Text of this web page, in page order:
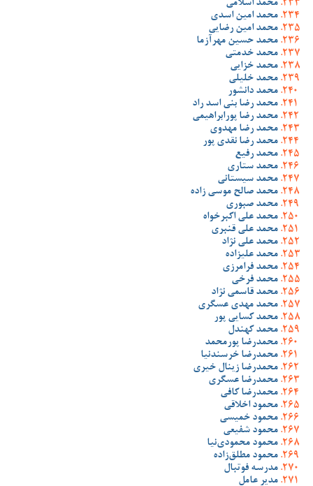
محمد اسلامی
محمد امین اسدی
محمد امین رضایی
محمد حسین مهرآزما
محمد خدمتی
محمد خزایی
محمد خلیلی
محمد دانشور
محمد رضا بنی اسد راد
محمد رضا پورابراهیمی
محمد رضا مهدوی
محمد رضا نقدی پور
محمد رفیع
محمد ستاری
محمد سیستانی
محمد صالح موسی زاده
محمد صبوری
محمد علی اکبرخواه
محمد علی قنبری
محمد علی نژاد
محمد علیزاده
محمد فرامرزی
محمد فرخی
محمد قاسمی نژاد
محمد مهدی عسگری
محمد کسایی پور
محمد کهندل
محمدرضا پورمحمد
محمدرضا خرسندنیا
محمدرضا زینال خیری
محمدرضا عسگری
محمدرضا کافی
محمود اخلاقی
محمود خمیسی
محمود شفیعی
محمود محمودی‌نیا
محمود مطلق‌زاده
مدرسه فوتبال
مدیر عامل